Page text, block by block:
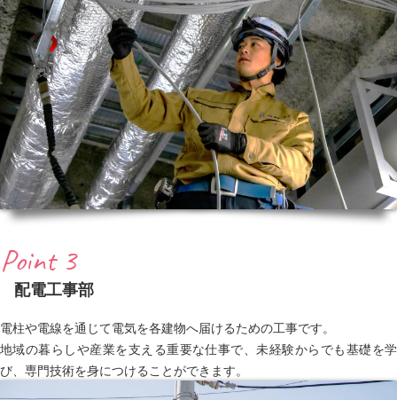
Point 3
配電工事部
電柱や電線を通じて電気を各建物へ届けるための工事です。
地域の暮らしや産業を支える重要な仕事で、未経験からでも基礎を学
び、専門技術を身につけることができます。